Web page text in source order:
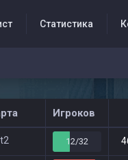
Статистика
Игроков
12/32